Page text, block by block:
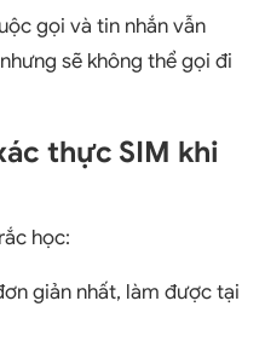
gọi và tin nhắn vẫn
sẽ không thể gọi đi
thực SIM khi
học:
giản nhất, làm được tại